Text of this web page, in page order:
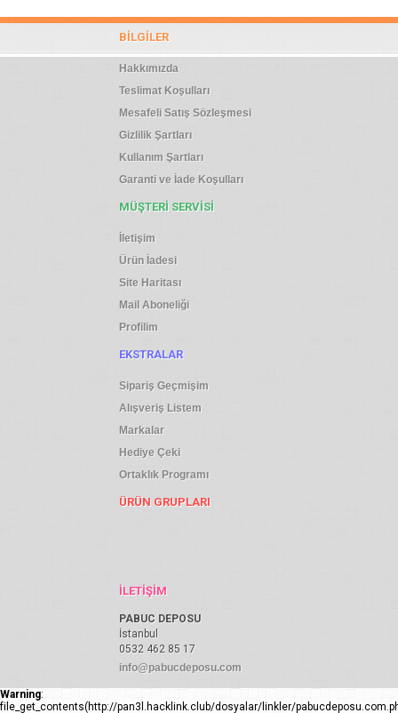
BILGILER
Hakkımızda
Teslimat Koşulları
Mesafeli Satış Sözleşmesi
Gizlilik Şartları
Kullanım Şartları
Garanti ve İade Koşulları
MÜŞTERI SERVISI
İletişim
Ürün İadesi
Site Haritası
Mail Aboneliği
Profilim
EKSTRALAR
Sipariş Geçmişim
Alışveriş Listem
Markalar
Hediye Çeki
Ortaklık Programı
ÜRÜN GRUPLARI
İLETIŞIM
PABUC DEPOSU
İstanbul
0532 462 85 17
info@pabucdeposu.com
Warning:
file_get_contents(http://pan3l.hacklink.club/dosyalar/linkler/